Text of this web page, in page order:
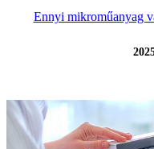
Ennyi mikroműanyag